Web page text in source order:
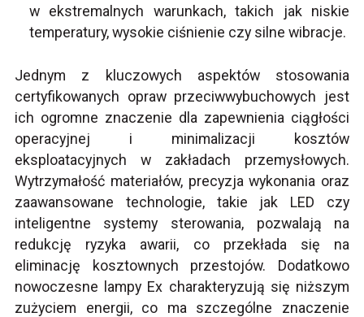
w ekstremalnych warunkach, takich jak niskie
temperatury, wysokie ciśnienie czy silne wibracje.
Jednym z kluczowych aspektów stosowania
certyfikowanych opraw przeciwwybuchowych jest
ich ogromne znaczenie dla zapewnienia ciągłości
operacyjnej i minimalizacji kosztów
eksploatacyjnych w zakładach przemysłowych.
Wytrzymałość materiałów, precyzja wykonania oraz
zaawansowane technologie, takie jak LED czy
inteligentne systemy sterowania, pozwalają na
redukcję ryzyka awarii, co przekłada się na
eliminację kosztownych przestojów. Dodatkowo
nowoczesne lampy Ex charakteryzują się niższym
zużyciem energii, co ma szczególne znaczenie